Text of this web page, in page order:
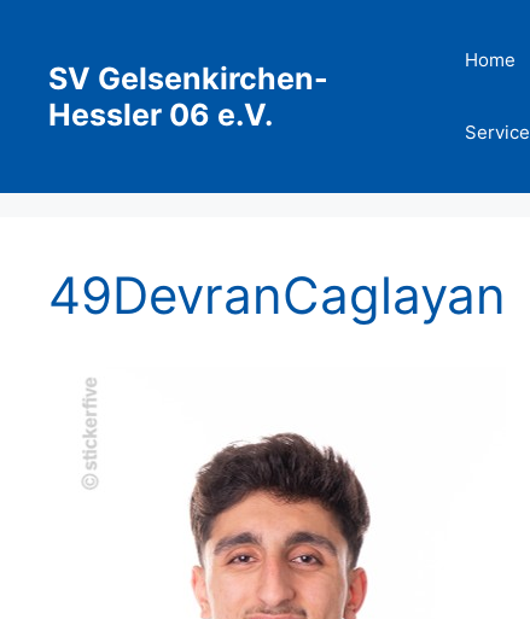
springenSV Gelsenkirchen-
Hessler 06 e.V.
Home
Service
49DevranCaglayan